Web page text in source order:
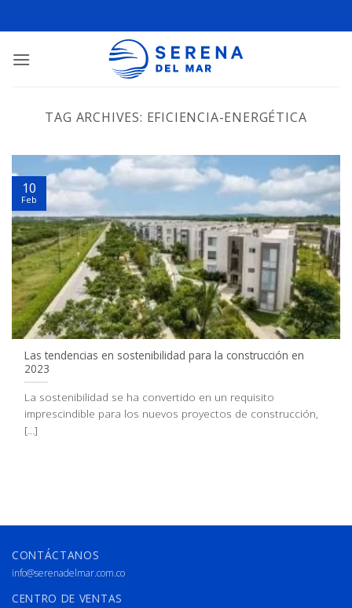
TAG ARCHIVES: EFICIENCIA-ENERGÉTICA
Las tendencias en sostenibilidad para la construcción en
2023
La sostenibilidad se ha convertido en un requisito
imprescindible para los nuevos proyectos de construcción,
[...]
10
Feb
CONTÁCTANOS
info@serenadelmar.com.co
CENTRO DE VENTAS